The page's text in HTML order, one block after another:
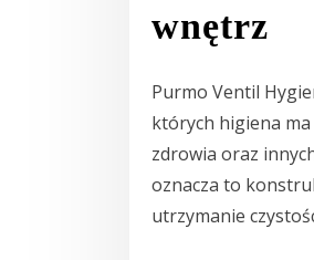
wnętrz
Purmo Ventil
których higiena
zdrowia oraz
oznacza to
utrzymanie